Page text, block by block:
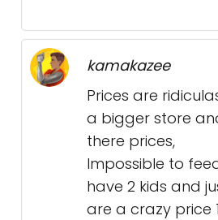
kamakazee
Prices are
a bigger store
there prices,
Impossible to
have 2 kids and
are a crazy price